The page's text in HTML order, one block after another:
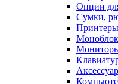
Опции
Сумки,